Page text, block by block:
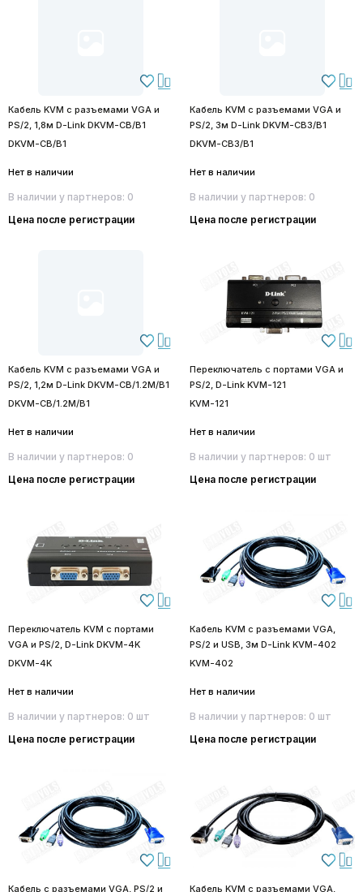
Кабель KVM с разъемами VGA и
PS/2, 1,8м D-Link DKVM-CB/B1
DKVM-CB/B1
Нет в наличии
В наличии у партнеров: 0
Цена после регистрации
Кабель KVM с разъемами VGA и
PS/2, 3м D-Link DKVM-CB3/B1
DKVM-CB3/B1
Нет в наличии
В наличии у партнеров: 0
Цена после регистрации
Кабель KVM с разъемами VGA и
PS/2, 1,2м D-Link DKVM-CB/1.2M/B1
DKVM-CB/1.2M/B1
Нет в наличии
В наличии у партнеров: 0
Цена после регистрации
Переключатель с портами VGA и
PS/2, D-Link KVM-121
KVM-121
Нет в наличии
В наличии у партнеров: 0 шт
Цена после регистрации
Переключатель KVM с портами
VGA и PS/2, D-Link DKVM-4K
DKVM-4K
Нет в наличии
В наличии у партнеров: 0 шт
Цена после регистрации
Кабель KVM с разъемами VGA,
PS/2 и USB, 3м D-Link KVM-402
KVM-402
Нет в наличии
В наличии у партнеров: 0 шт
Цена после регистрации
Кабель с разъемами VGA, PS/2 и Кабель KVM с разъемами VGA,